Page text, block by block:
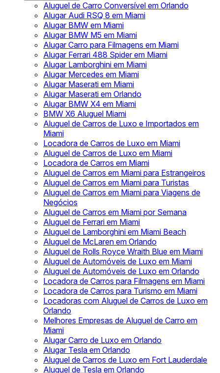
Aluguel de Carro Conversível em Orlando
Alugar Audi RSQ 8 em Miami
Alugar BMW em Miami
Alugar BMW M5 em Miami
Alugar Carro para Filmagens em Miami
Alugar Ferrari 488 Spider em Miami
Alugar Lamborghini em Miami
Alugar Mercedes em Miami
Alugar Maserati em Miami
Alugar Maserati em Orlando
Alugar BMW X4 em Miami
BMW X6 Aluguel Miami
Aluguel de Carros de Luxo e Importados em
Miami
Locadora de Carros de Luxo em Miami
Aluguel de Carros de Luxo em Miami
Locadora de Carros em Miami
Aluguel de Carros em Miami para Estrangeiros
Aluguel de Carros em Miami para Turistas
Aluguel de Carros em Miami para Viagens de
Negócios
Aluguel de Carros em Miami por Semana
Aluguel de Ferrari em Miami
Aluguel de Lamborghini em Miami Beach
Aluguel de McLaren em Orlando
Aluguel de Rolls Royce Wraith Blue em Miami
Aluguel de Automóveis de Luxo em Miami
Aluguel de Automóveis de Luxo em Orlando
Locadora de Carros para Filmagens em Miami
Locadora de Carros para Turismo em Miami
Locadoras com Aluguel de Carros de Luxo em
Orlando
Melhores Empresas de Aluguel de Carro em
Miami
Alugar Carro de Luxo em Orlando
Alugar Tesla em Orlando
Aluguel de Carros de Luxo em Fort Lauderdale
Aluguel de Tesla em Orlando